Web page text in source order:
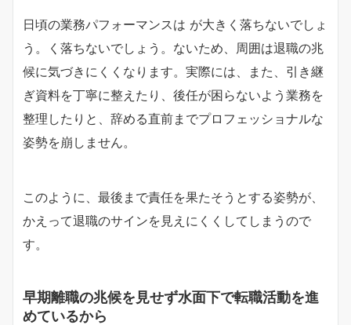
日頃の業務パフォーマンスは が大きく落ちないでしょ
う。く落ちないでしょう。ないため、周囲は退職の兆
候に気づきにくくなります。実際には、また、引き継
ぎ資料を丁寧に整えたり、後任が困らないよう業務を
整理したりと、辞める直前までプロフェッショナルな
姿勢を崩しません。
このように、最後まで責任を果たそうとする姿勢が、
かえって退職のサインを見えにくくしてしまうので
す。
早期離職の兆候を見せず水面下で転職活動を進
めているから